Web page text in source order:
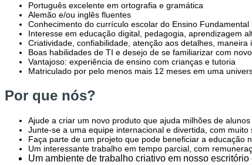
Português excelente em ortografia e gramática
Alemão e/ou inglês fluentes
Conhecimento do currículo escolar do Ensino Fundamental
Interesse em educação digital, pedagogia, aprendizagem
Criatividade, confiabilidade, atenção aos detalhes,
Boas habilidades de TI e desejo de se familiarizar com
Vantajoso: experiência de ensino com crianças e tutoria
Matriculado por pelo menos mais 12 meses em uma
Por que nós?
Ajude a criar um novo produto que ajuda milhões de
Junte-se a uma equipe internacional e divertida, com
Faça parte de um projeto que pode beneficiar a educação
Um interessante trabalho em tempo parcial, com
Um ambiente de trabalho criativo em nosso